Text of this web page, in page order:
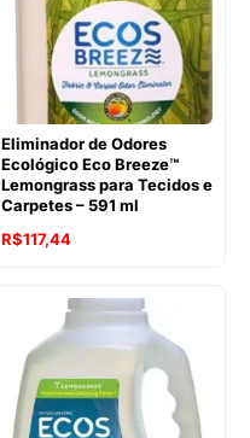
Eliminador de Odores
Ecológico Eco Breeze™
Lemongrass para Tecidos e
Carpetes – 591 ml
R$117,44